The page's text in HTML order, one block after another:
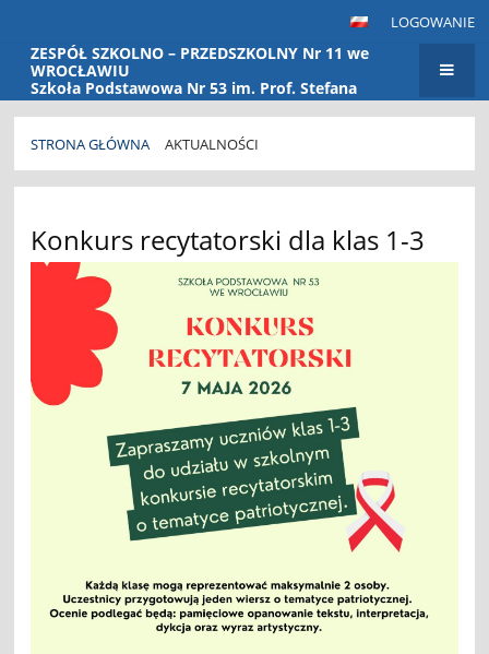
LOGOWANIE
ZESPÓŁ SZKOLNO – PRZEDSZKOLNY Nr 11 we
WROCŁAWIU
Szkoła Podstawowa Nr 53 im. Prof. Stefana
Banacha Przedszkole Nr 115
STRONA GŁÓWNA AKTUALNOŚCI
Konkurs recytatorski dla klas 1-3